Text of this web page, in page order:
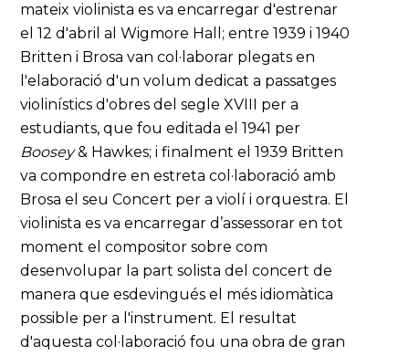
mateix violinista es va encarregar d'estrenar
el 12 d'abril al Wigmore Hall; entre 1939 i 1940
Britten i Brosa van col·laborar plegats en
l'elaboració d'un volum dedicat a passatges
violinístics d'obres del segle XVIII per a
estudiants, que fou editada el 1941 per
Boosey& Hawkes; i finalment el 1939 Britten
va compondre en estreta col·laboració amb
Brosa el seu Concert per a violí i orquestra. El
violinista es va encarregar d’assessorar en tot
moment el compositor sobre com
desenvolupar la part solista del concert de
manera que esdevingués el més idiomàtica
possible per a l'instrument. El resultat
d'aquesta col·laboració fou una obra de gran